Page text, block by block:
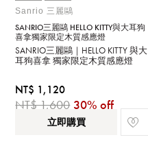
Sanrio 三麗鷗
SANRIO三麗鷗 HELLO KITTY與大耳狗
喜拿獨家限定木質感應燈
SANRIO三麗鷗｜HELLO KITTY 與大
耳狗喜拿 獨家限定木質感應燈
NT$ 1,120
NT$ 1,600 30% off
立即購買